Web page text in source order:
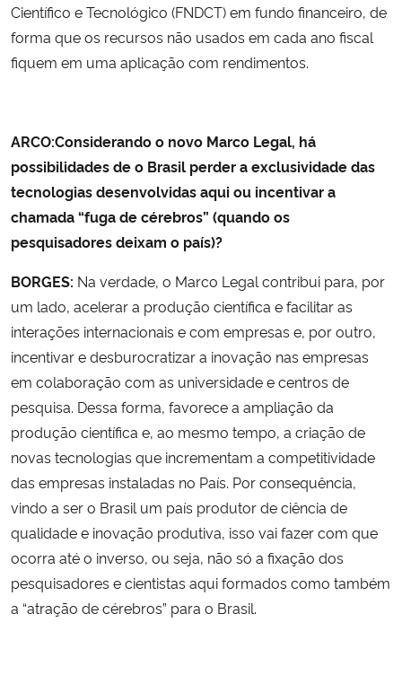
Científico e Tecnológico (FNDCT) em fundo financeiro, de
forma que os recursos não usados em cada ano fiscal
fiquem em uma aplicação com rendimentos.
ARCO:Considerando o novo Marco Legal, há
possibilidades de o Brasil perder a exclusividade das
tecnologias desenvolvidas aqui ou incentivar a
chamada “fuga de cérebros” (quando os
pesquisadores deixam o país)?
BORGES: Na verdade, o Marco Legal contribui para, por
um lado, acelerar a produção científica e facilitar as
interações internacionais e com empresas e, por outro,
incentivar e desburocratizar a inovação nas empresas
em colaboração com as universidade e centros de
pesquisa. Dessa forma, favorece a ampliação da
produção científica e, ao mesmo tempo, a criação de
novas tecnologias que incrementam a competitividade
das empresas instaladas no País. Por consequência,
vindo a ser o Brasil um país produtor de ciência de
qualidade e inovação produtiva, isso vai fazer com que
ocorra até o inverso, ou seja, não só a fixação dos
pesquisadores e cientistas aqui formados como também
a “atração de cérebros” para o Brasil.